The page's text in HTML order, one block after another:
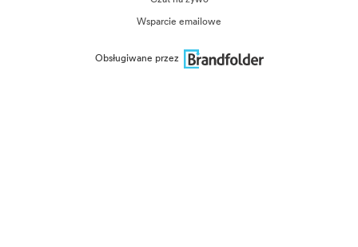
Wsparcie emailowe
Obsługiwane przez